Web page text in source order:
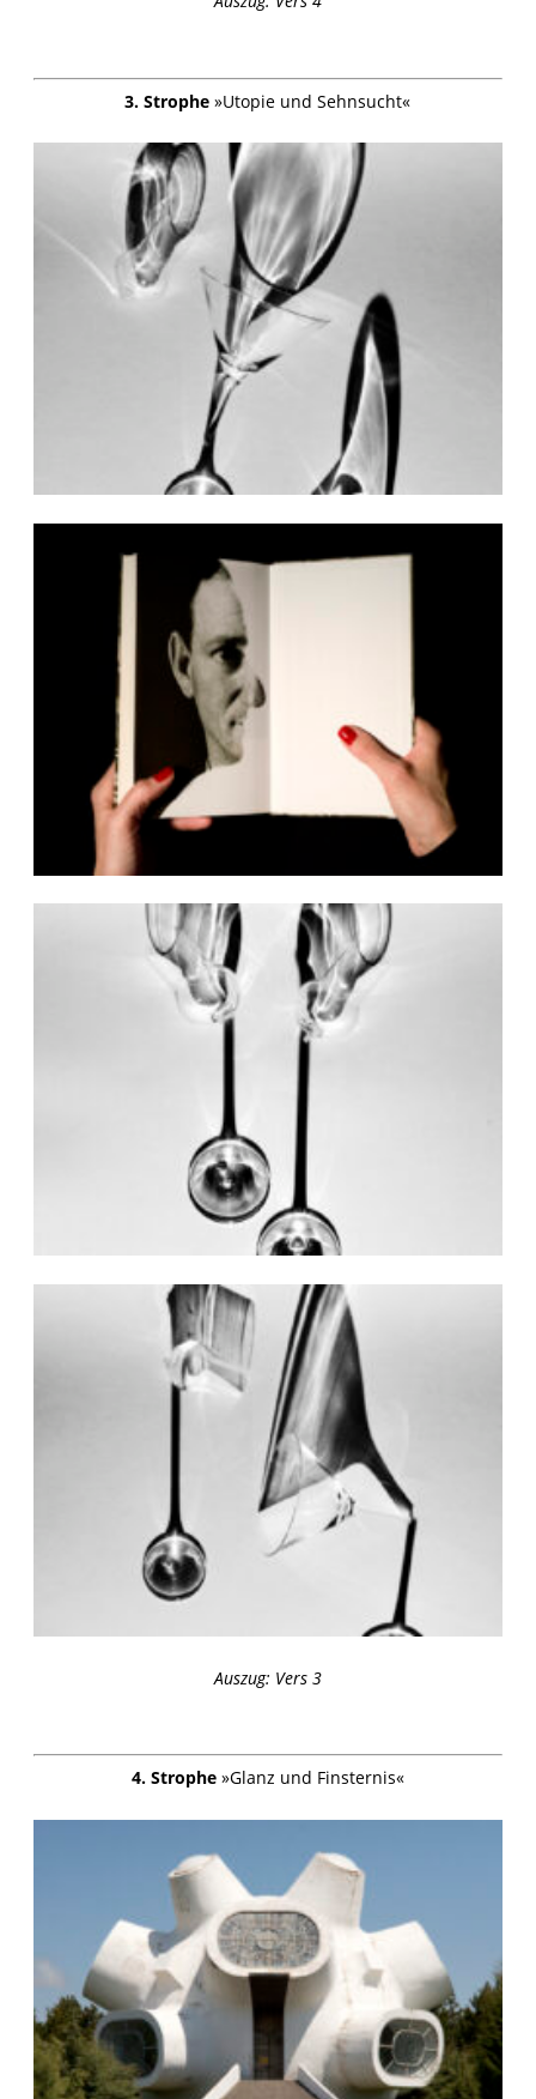
3. Strophe »Utopie und Sehnsucht«
Auszug: Vers 3
4. Strophe»Glanz und Finsternis«